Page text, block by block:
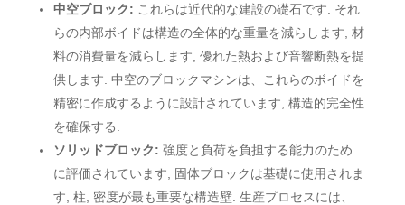
中空ブロック: これらは近代的な建設の礎石です. それ
らの内部ボイドは構造の全体的な重量を減らします, 材
料の消費量を減らします, 優れた熱および音響断熱を提
供します. 中空のブロックマシンは、これらのボイドを
精密に作成するように設計されています, 構造的完全性
を確保する.
ソリッドブロック: 強度と負荷を負担する能力のため
に評価されています, 固体ブロックは基礎に使用されま
す, 柱, 密度が最も重要な構造壁. 生産プロセスには、